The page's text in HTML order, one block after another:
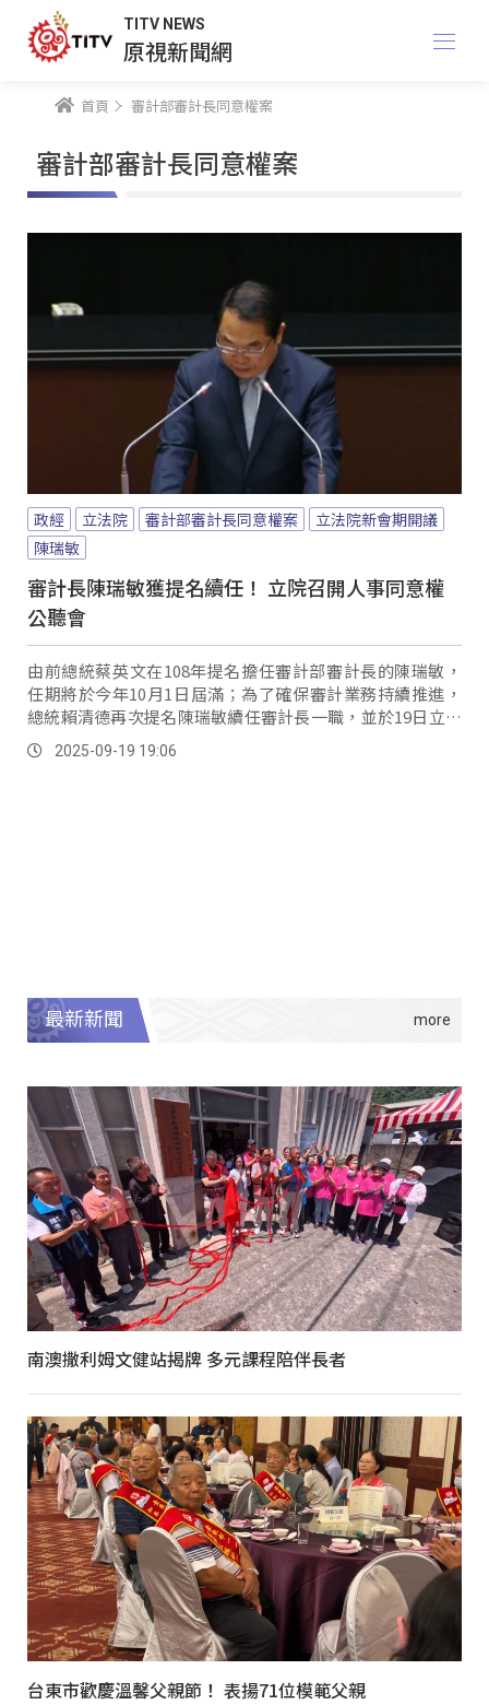
TITV NEWS
原視新聞網
首頁 審計部審計長同意權案
審計部審計長同意權案
政經 立法院 審計部審計長同意權案
立法院新會期開議
陳瑞敏
審計長陳瑞敏獲提名續任！ 立院召開人事同意權
公聽會
由前總統蔡英文在108年提名擔任審計部審計長的陳瑞敏，
任期將於今年10月1日屆滿；為了確保審計業務持續推進，
總統賴清德再次提名陳瑞敏續任審計長一職，並於19日立法
院新會期開議當天召開審計長人事同意權公聽會，廣納學者
專家意見。
2025-09-19 19:06
最新新聞
南澳撒利姆文健站揭牌 多元課程陪伴長者
台東市歡慶溫馨父親節！ 表揚71位模範父親